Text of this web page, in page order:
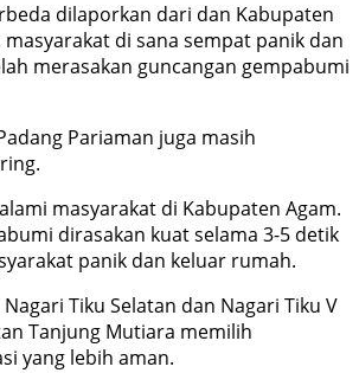
dilaporkan dari dan Kabupaten
masyarakat di sana sempat panik dan
merasakan guncangan gempabumi
Pariaman juga masih
masyarakat di Kabupaten Agam.
dirasakan kuat selama 3-5 detik
panik dan keluar rumah.
Tiku Selatan dan Nagari Tiku V
Tanjung Mutiara memilih
yang lebih aman.